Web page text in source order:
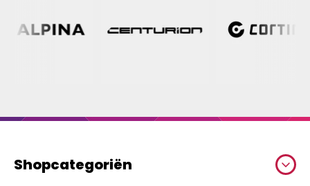
Shopcategoriën